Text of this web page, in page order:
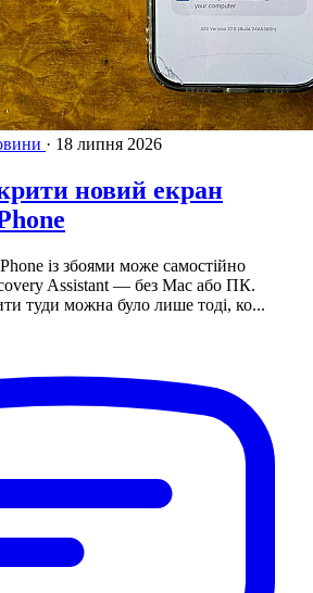
· 18 липня 2026
новий екран
із збоями може самостійно
Assistant — без Mac або ПК.
туди можна було лише тоді, ко...